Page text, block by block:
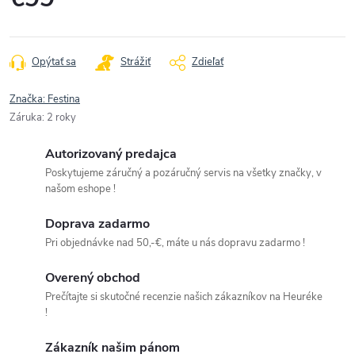
cena:
Opýtať sa Strážiť Zdieľať
Značka: Festina
Záruka: 2 roky
Autorizovaný predajca
Poskytujeme záručný a pozáručný servis na všetky značky, v
našom eshope !
Doprava zadarmo
Pri objednávke nad 50,-€, máte u nás dopravu zadarmo !
Overený obchod
Prečítajte si skutočné recenzie našich zákazníkov na Heuréke
!
Zákazník našim pánom